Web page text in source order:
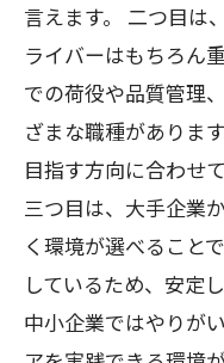
言えます。 二つ目は
ライバーはもちろん
での荷役や品質管理
ざまな職種がありま
目指す方向に合わせ
三つ目は、大手企業
く環境が選べること
しているため、安定
中小企業ではやりが